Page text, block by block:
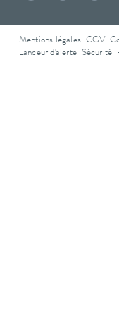
Mentions légales CGV
Lanceur d'alerte Sécurité